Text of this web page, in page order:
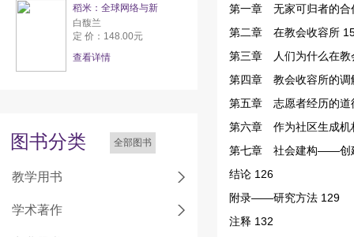
稻米：全球网络与新
白馥兰
定 价：148.00元
查看详情
图书分类 全部图书
教学用书
学术著作
第一章 无家可归者的合
第二章 在教会收容所
第三章 人们为什么在教
第四章 教会收容所的调
第五章 志愿者经历的道
第六章 作为社区生成机
第七章 社会建构——创
结论 126
附录——研究方法 129
注释 132